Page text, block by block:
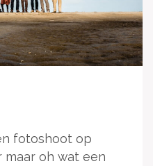
fotoshoot op
maar oh wat een